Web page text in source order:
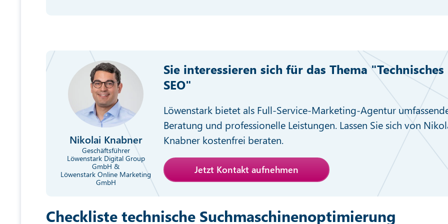
Nikolai Knabner
Geschäftsführer
Löwenstark Digital Group
GmbH &
Löwenstark Online Marketing
GmbH
Sie interessieren sich für das Thema "Technisches
SEO"
Löwenstark bietet als Full-Service-Marketing-Agentur
Beratung und professionelle Leistungen. Lassen Sie sich von
Knabner kostenfrei beraten.
Jetzt Kontakt aufnehmen
Checkliste technische Suchmaschinenoptimierung